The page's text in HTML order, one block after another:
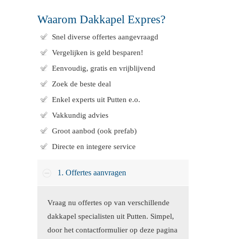
Waarom Dakkapel Expres?
Snel diverse offertes aangevraagd
Vergelijken is geld besparen!
Eenvoudig, gratis en vrijblijvend
Zoek de beste deal
Enkel experts uit Putten e.o.
Vakkundig advies
Groot aanbod (ook prefab)
Directe en integere service
1. Offertes aanvragen
Vraag nu offertes op van verschillende
dakkapel specialisten uit Putten. Simpel,
door het contactformulier op deze pagina